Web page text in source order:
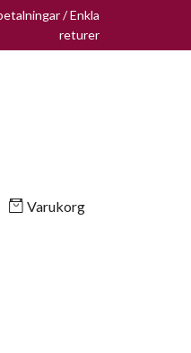
/ Enkla
returer
Varukorg